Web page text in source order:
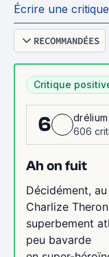
Écrire une critique
RECOMMANDÉES
Critique
6
drélium
606
Ah on fuit
Décidément,
Charlize Theron
superbement
peu bavarde